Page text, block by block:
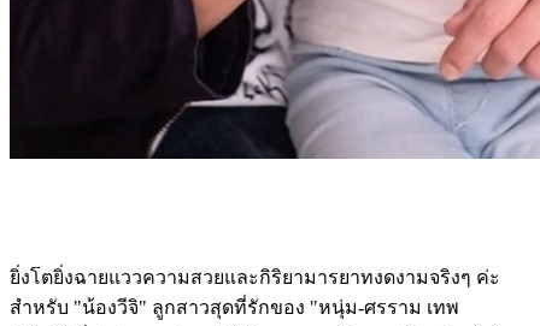
ยิ่งโตยิ่งฉายแววความสวยและกิริยามารยาทงดงามจริงๆ ค่ะ
สำหรับ "น้องวีจิ" ลูกสาวสุดที่รักของ "หนุ่ม-ศรราม เทพ